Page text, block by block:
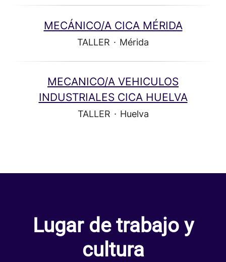
MECÁNICO/A CICA MÉRIDA
TALLER · Mérida
MECANICO/A VEHICULOS
INDUSTRIALES CICA HUELVA
TALLER · Huelva
Lugar de trabajo y
cultura